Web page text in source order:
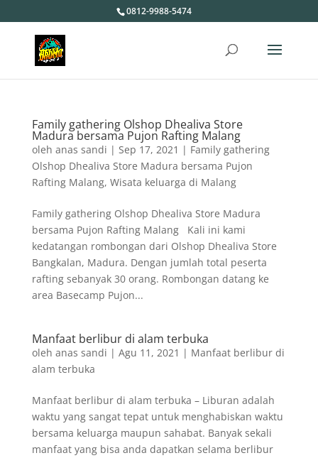
0812-9988-5474
Family gathering Olshop Dhealiva Store
Madura bersama Pujon Rafting Malang
oleh anas sandi | Sep 17, 2021 | Family gathering
Olshop Dhealiva Store Madura bersama Pujon
Rafting Malang, Wisata keluarga di Malang
Family gathering Olshop Dhealiva Store Madura
bersama Pujon Rafting Malang Kali ini kami
kedatangan rombongan dari Olshop Dhealiva Store
Bangkalan, Madura. Dengan jumlah total peserta
rafting sebanyak 30 orang. Rombongan datang ke
area Basecamp Pujon...
Manfaat berlibur di alam terbuka
oleh anas sandi | Agu 11, 2021 | Manfaat berlibur di
alam terbuka
Manfaat berlibur di alam terbuka – Liburan adalah
waktu yang sangat tepat untuk menghabiskan waktu
bersama keluarga maupun sahabat. Banyak sekali
manfaat yang bisa anda dapatkan selama berlibur